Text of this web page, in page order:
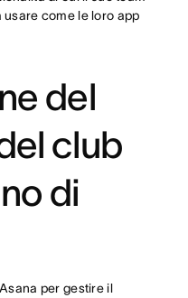
usare come le loro app
del
club
di
per gestire il